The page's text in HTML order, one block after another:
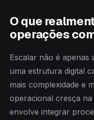
O que
operações
Escalar não é apenas
uma estrutura digital
mais complexidade e
operacional cresça
envolve integrar